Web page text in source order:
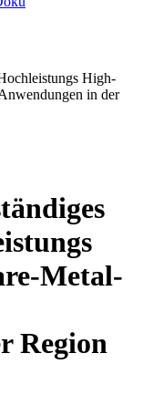
High-
in der
Metal-
Region